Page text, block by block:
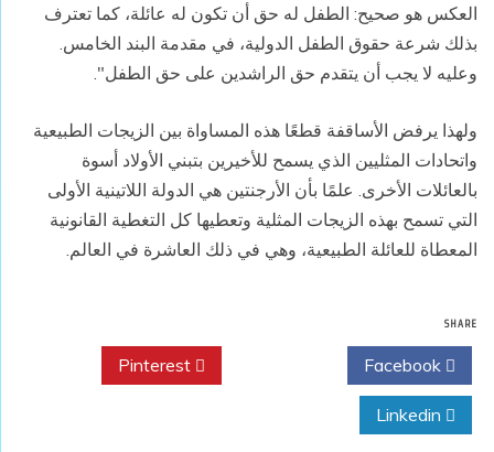
العكس هو صحيح: الطفل له حق أن تكون له عائلة، كما تعترف
بذلك شرعة حقوق الطفل الدولية، في مقدمة البند الخامس.
وعليه لا يجب أن يتقدم حق الراشدين على حق الطفل".
ولهذا يرفض الأساقفة قطعًا هذه المساواة بين الزيجات الطبيعية
واتحادات المثليين الذي يسمح للأخيرين بتبني الأولاد أسوة
بالعائلات الأخرى. علمًا بأن الأرجنتين هي الدولة اللاتينية الأولى
التي تسمح بهذه الزيجات المثلية وتعطيها كل التغطية القانونية
المعطاة للعائلة الطبيعية، وهي في ذلك العاشرة في العالم.
SHARE